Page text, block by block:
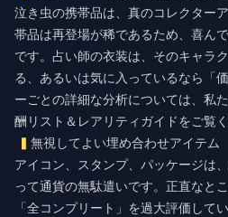
泣き虫の携帯品は、真のコレクター
帯品は再登場が稀であるため、喜ん
です。占い師の衣装は、そのキャラ
る、あるいは気に入っているなら「
ーごとの詳細な分析については、私
酬リスト＆レアリティガイドをご覧
無視してよい埋め合わせアイテム
アイコン、スタンプ、パッケージは
って通貨の無駄遣いです。正直なと
「全コンプリート」を過大評価して